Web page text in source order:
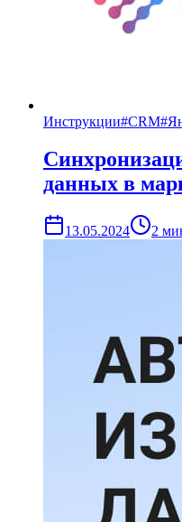
Инструкции#CRM#
данных в
13.05.2024 2